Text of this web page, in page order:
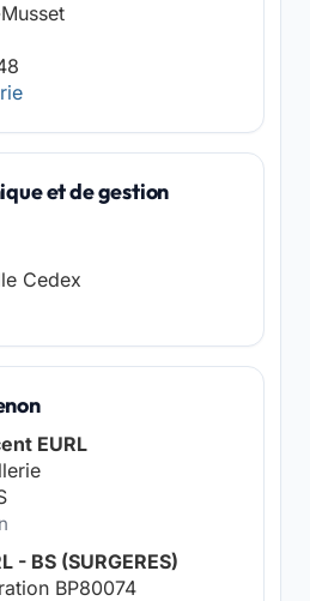
et de gestion
Cedex
EURL
- BS (SURGERES)
BP80074